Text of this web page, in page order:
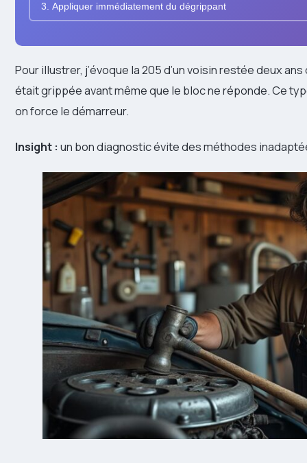
3. Appliquer immédiatement du dégrippant
Pour illustrer, j’évoque la 205 d’un voisin restée deux
était grippée avant même que le bloc ne réponde. Ce
on force le démarreur.
Insight : un bon diagnostic évite des méthodes